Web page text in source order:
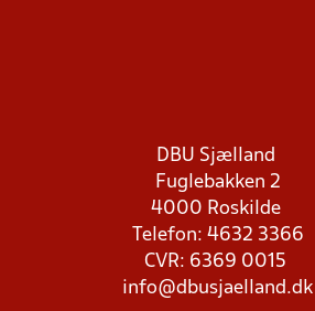
DBU Sjælland
Fuglebakken 2
4000 Roskilde
Telefon: 4632 3366
CVR: 6369 0015
info@dbusjaelland.dk